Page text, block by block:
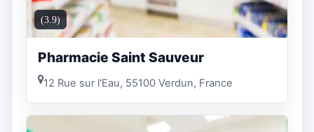
(3.9)
Pharmacie Saint Sauveur
12 Rue sur l'Eau, 55100 Verdun, France